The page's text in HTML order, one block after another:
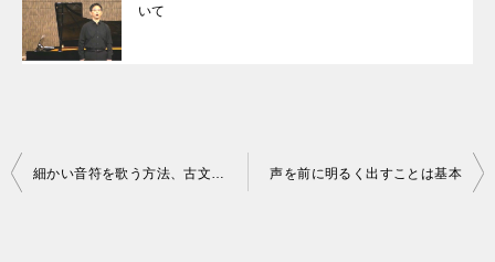
いて
投
声を前に明るく出すことは基本